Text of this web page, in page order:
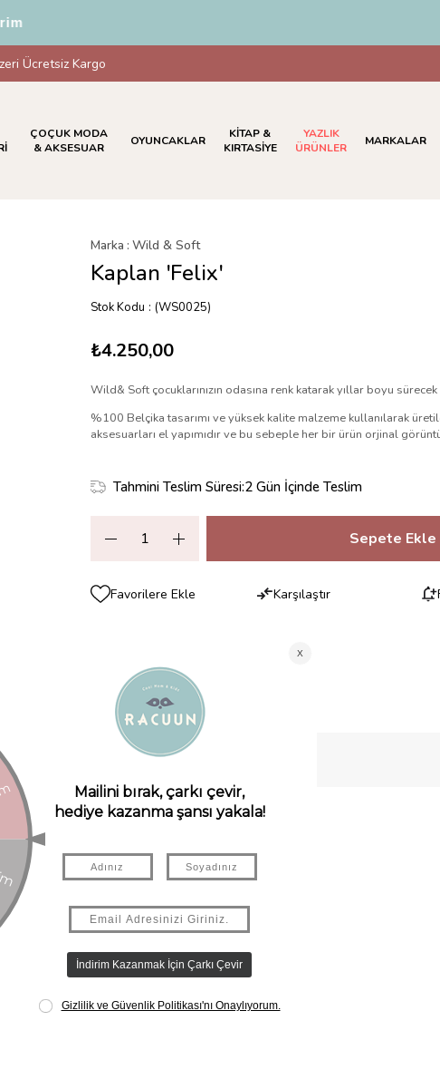
Ücretsiz Kargo
ÇOÇUK MODA
& AKSESUAR
OYUNCAKLAR
KİTAP &
KIRTASİYE
YAZLIK
ÜRÜNLER
MARKALAR
Marka : Wild & Soft
Kaplan 'Felix'
Stok Kodu (WS0025)
₺4.250,00
Wild& Soft çocuklarınızın odasına renk katarak yıllar boyu
%100 Belçika tasarımı ve yüksek kalite malzeme kullanılarak
aksesuarları el yapımıdır ve bu sebeple her bir ürün orjinal
Tahmini Teslim Süresi:2 Gün İçinde Teslim
Favorilere Ekle Karşılaştır
ÖDEME SEÇENEKLERIÜRÜN ÖNERILERI